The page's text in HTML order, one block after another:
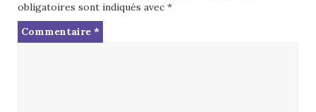
obligatoires sont indiqués avec *
Commentaire *